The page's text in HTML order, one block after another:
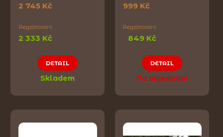
2 745 Kč
Registrovaní
2 333 Kč
DETAIL
Skladem
999 Kč
Registrovaní
849 Kč
DETAIL
Na objednání